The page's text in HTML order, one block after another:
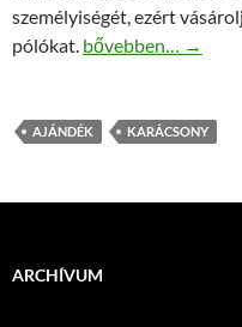
személyiségét, ezért
pólókat. Ötletes karácsonyi
bővebben… →
AJÁNDÉK KARÁCSONY
ARCHÍVUM